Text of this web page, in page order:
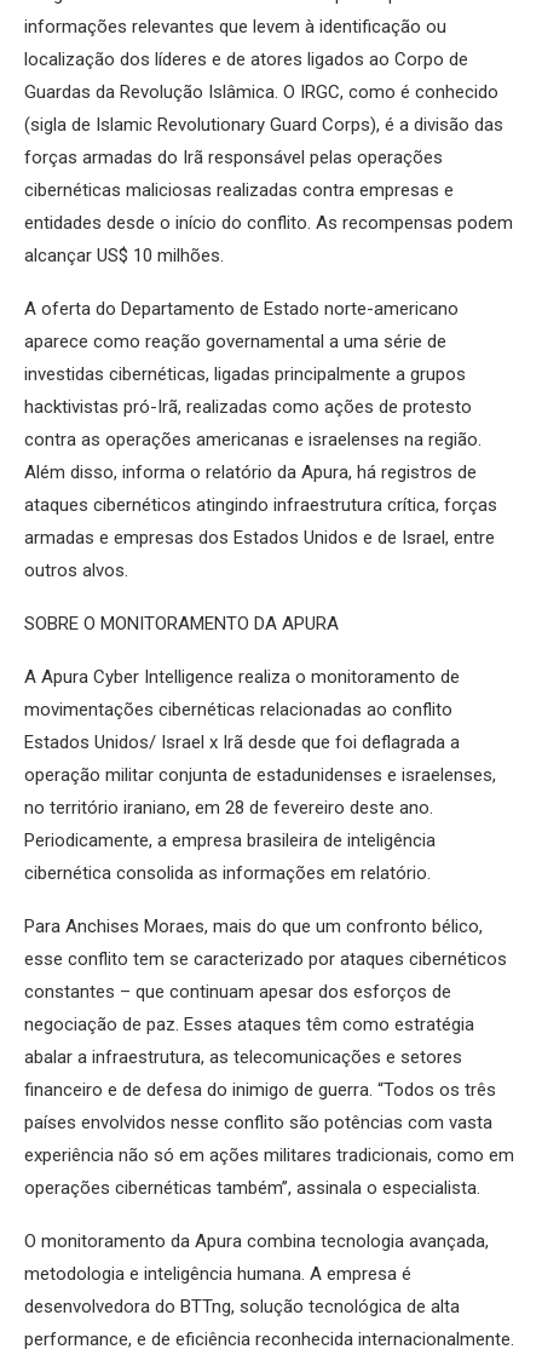
informações relevantes que levem à identificação ou
localização dos líderes e de atores ligados ao Corpo de
Guardas da Revolução Islâmica. O IRGC, como é conhecido
(sigla de Islamic Revolutionary Guard Corps), é a divisão das
forças armadas do Irã responsável pelas operações
cibernéticas maliciosas realizadas contra empresas e
entidades desde o início do conflito. As recompensas podem
alcançar US$ 10 milhões.
A oferta do Departamento de Estado norte-americano
aparece como reação governamental a uma série de
investidas cibernéticas, ligadas principalmente a grupos
hacktivistas pró-Irã, realizadas como ações de protesto
contra as operações americanas e israelenses na região.
Além disso, informa o relatório da Apura, há registros de
ataques cibernéticos atingindo infraestrutura crítica, forças
armadas e empresas dos Estados Unidos e de Israel, entre
outros alvos.
SOBRE O MONITORAMENTO DA APURA
A Apura Cyber Intelligence realiza o monitoramento de
movimentações cibernéticas relacionadas ao conflito
Estados Unidos/ Israel x Irã desde que foi deflagrada a
operação militar conjunta de estadunidenses e israelenses,
no território iraniano, em 28 de fevereiro deste ano.
Periodicamente, a empresa brasileira de inteligência
cibernética consolida as informações em relatório.
Para Anchises Moraes, mais do que um confronto bélico,
esse conflito tem se caracterizado por ataques cibernéticos
constantes – que continuam apesar dos esforços de
negociação de paz. Esses ataques têm como estratégia
abalar a infraestrutura, as telecomunicações e setores
financeiro e de defesa do inimigo de guerra. “Todos os três
países envolvidos nesse conflito são potências com vasta
experiência não só em ações militares tradicionais, como em
operações cibernéticas também”, assinala o especialista.
O monitoramento da Apura combina tecnologia avançada,
metodologia e inteligência humana. A empresa é
desenvolvedora do BTTng, solução tecnológica de alta
performance, e de eficiência reconhecida internacionalmente.